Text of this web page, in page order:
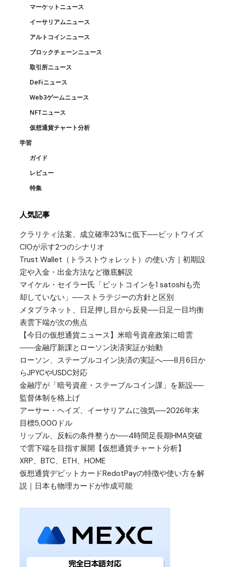
マーケットニュース
イーサリアムニュース
アルトコインニュース
ブロックチェーンニュース
取引所ニュース
DeFiニュース
Web3ゲームニュース
NFTニュース
仮想通貨チャート分析
学習
ガイド
レビュー
特集
人気記事
クラリティ法案、成立確率23%に低下──ビットワイズ
CIOが示す2つのシナリオ
Trust Wallet（トラストウォレット）の使い方｜初期設
定や入金・出金方法など徹底解説
マイケル・セイラー氏「ビットコインを1 satoshiも売
却していない」──ストラテジーの方針と区別
メタプラネット、日足押し目から反発──日足一目均衡
表雲下端が次の焦点
【今日の仮想通貨ニュース】米暗号資産政策に暗雲
――金融庁新課とローソン決済実証が始動
ローソン、ステーブルコイン決済の実証へ──8月6日か
らJPYCやUSDC対応
金融庁が「暗号資産・ステーブルコイン課」を新設──
監督体制を格上げ
アーサー・ヘイズ、イーサリアムに強気──2026年末
目標5,000ドル
リップル、反転の条件整うか──4時間足長期HMA突破
で雲下端を目指す展開【仮想通貨チャート分析】
XRP、BTC、ETH、HOME
仮想通貨デビットカードRedotPayの特徴や使い方を解
説｜日本も物理カードが作成可能